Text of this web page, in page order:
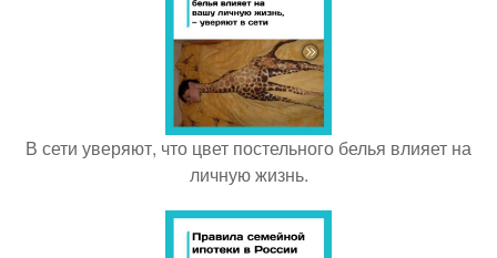
В сети уверяют, что цвет постельного белья влияет на
личную жизнь.